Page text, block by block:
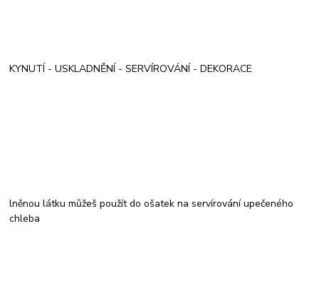
KYNUTÍ - USKLADNĚNÍ - SERVÍROVÁNÍ - DEKORACE
lněnou látku můžeš použít do ošatek na servírování upečeného
chleba